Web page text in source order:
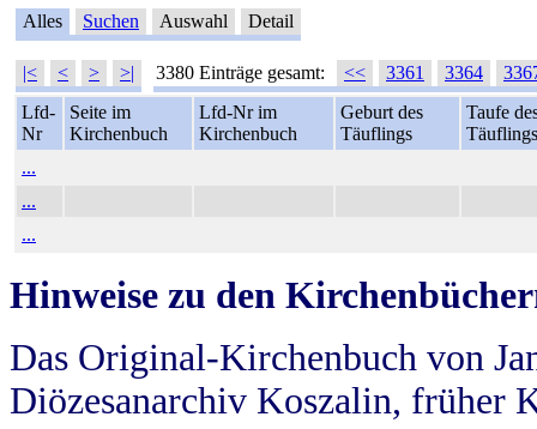
Alles Suchen Auswahl Detail
|< < > >| 3380 Einträge gesamt: << 3361 3364
Lfd-
Nr
Seite im
Kirchenbuch
Lfd-Nr im
Kirchenbuch
Geburt des
Täuflings
Taufe
Täuflings
...
...
...
Hinweise zu den
Das Original-Kirchenbuch von
Diözesanarchiv Koszalin, früher